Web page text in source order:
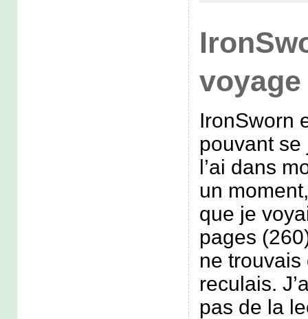
IronSworn
pouvant
l’ai dans
un
que je
pages
ne trouvais
reculais.
pas de la